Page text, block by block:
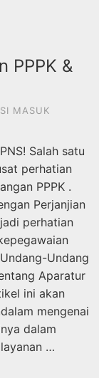
PPPK &
MASUK
Salah satu
perhatian
PPPK .
Perjanjian
perhatian
Undang
Aparatur
ini akan
mengenai
dalam
…